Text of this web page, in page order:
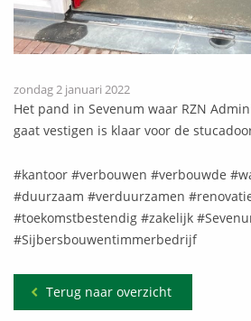
zondag 2 januari 2022
Het pand in Sevenum waar RZN
gaat vestigen is klaar voor de
#kantoor #verbouwen #verbouwde
#duurzaam #verduurzamen
#toekomstbestendig #zakelijk
#Sijbersbouwentimmerbedrijf
Terug naar overzicht